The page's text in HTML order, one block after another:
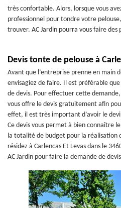
très confortable. Alors, lorsque vous
professionnel pour tondre votre
trouver. AC Jardin pourra vous faire des
Devis tonte de pelouse à
Avant que l’entreprise prenne en main
envisagiez de faire. Il est préférable que
de devis. Pour effectuer cette demande,
vous offre le devis gratuitement afin
effet, il est très important d’avoir le
Ce devis vous permet à bien connaître
la totalité de budget pour la réalisation
résidez à Carlencas Et Levas dans le
AC Jardin pour faire la demande de